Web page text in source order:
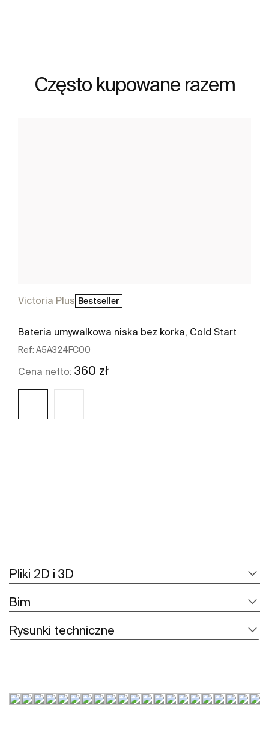
Często kupowane razem
Victoria Plus Bestseller
Bateria umywalkowa niska bez korka, Cold Start
Ref: A5A324FC00
Cena netto: 360 zł
Pliki 2D i 3D
Bim
Rysunki techniczne